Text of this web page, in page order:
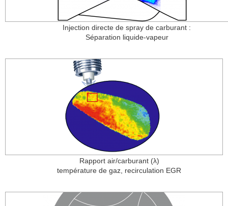
Injection directe de spray de carburant :
Séparation liquide-vapeur
Rapport air/carburant (λ)
température de gaz, recirculation EGR